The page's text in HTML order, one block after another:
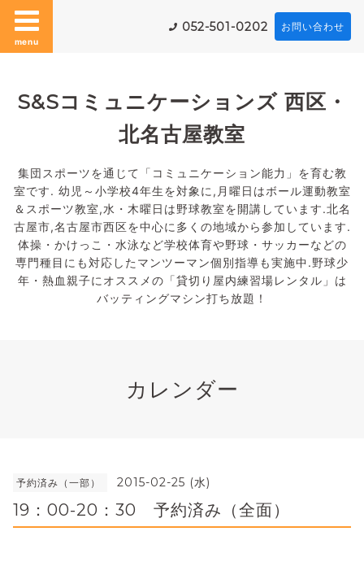
menu
052-501-0202 お問い合わせ
S&Sコミュニケーションズ 西区・
北名古屋教室
集団スポーツを通じて「コミュニケーション能力」を育む教
室です. 幼児～小学校4年生を対象に,月曜日はボール運動教室
＆スポーツ教室,水・木曜日は野球教室を開講しています.北名
古屋市,名古屋市西区を中心に多くの地域から参加しています.
体操・かけっこ・水泳など学校体育や野球・サッカーなどの
専門種目にも対応したマンツーマン個別指導も実施中.野球少
年・熱血親子にオススメの「貸切り屋内練習場レンタル」は
バッティングマシン打ち放題！
カレンダー
予約済み（一部） 2015-02-25 (水)
19：00-20：30 予約済み（全面）